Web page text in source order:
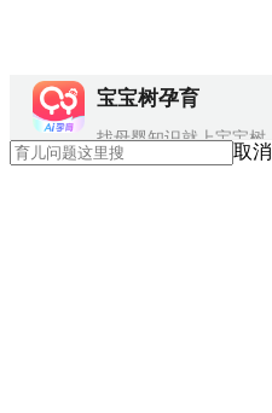
宝宝树孕育
找母婴知识就上宝宝树
取消